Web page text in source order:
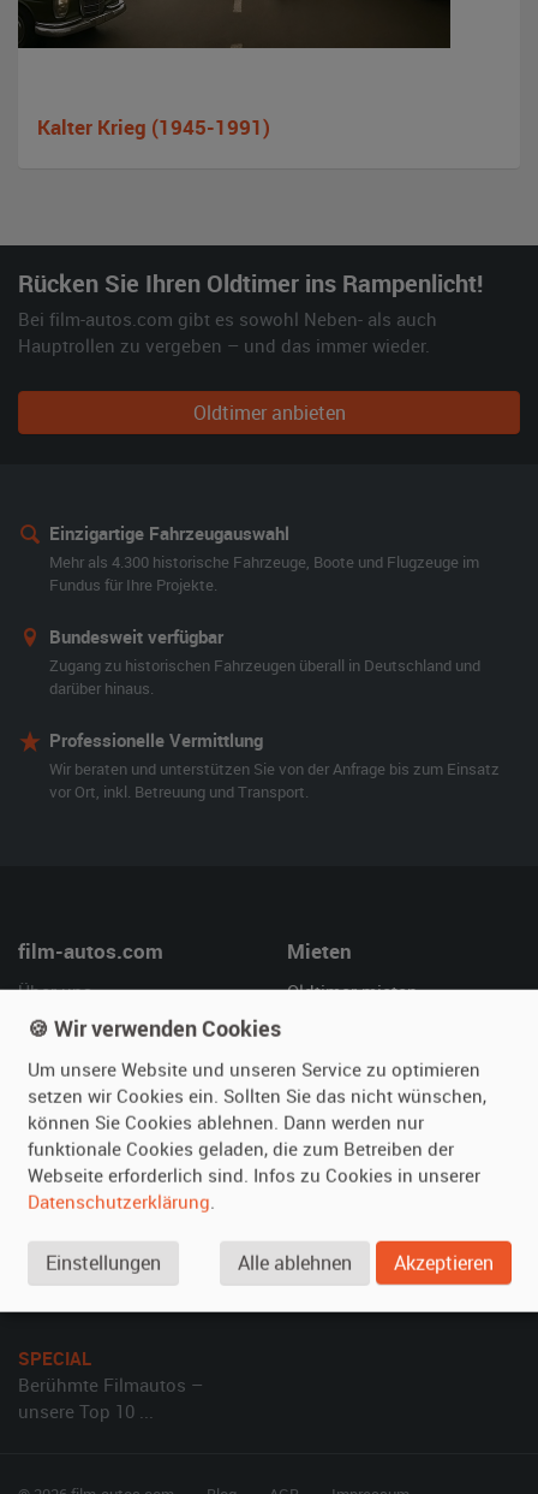
Kalter Krieg (1945-1991)
Rücken Sie Ihren Oldtimer ins Rampenlicht!
Bei film-autos.com gibt es sowohl Neben- als auch
Hauptrollen zu vergeben – und das immer wieder.
Oldtimer anbieten
Einzigartige Fahrzeugauswahl
Mehr als 4.300 historische Fahrzeuge, Boote und Flugzeuge im
Fundus für Ihre Projekte.
Bundesweit verfügbar
Zugang zu historischen Fahrzeugen überall in Deutschland und
darüber hinaus.
Professionelle Vermittlung
Wir beraten und unterstützen Sie von der Anfrage bis zum Einsatz
vor Ort, inkl. Betreuung und Transport.
film-autos.com
Über uns
Leistungen
Referenzen
Kundenmeinungen
Mieten
Oldtimer mieten
Fragen für Mieter
Service
Vermieten
Oldtimer anmelden
Fragen für Vermieter
Hilfe
Kontakt
SPECIAL
Berühmte Filmautos –
unsere Top 10 ...
🍪 Wir verwenden Cookies
Um unsere Website und unseren Service zu optimieren
setzen wir Cookies ein. Sollten Sie das nicht wünschen,
können Sie Cookies ablehnen. Dann werden nur
funktionale Cookies geladen, die zum Betreiben der
Webseite erforderlich sind. Infos zu Cookies in unserer
Datenschutzerklärung.
Einstellungen Alle ablehnen Akzeptieren